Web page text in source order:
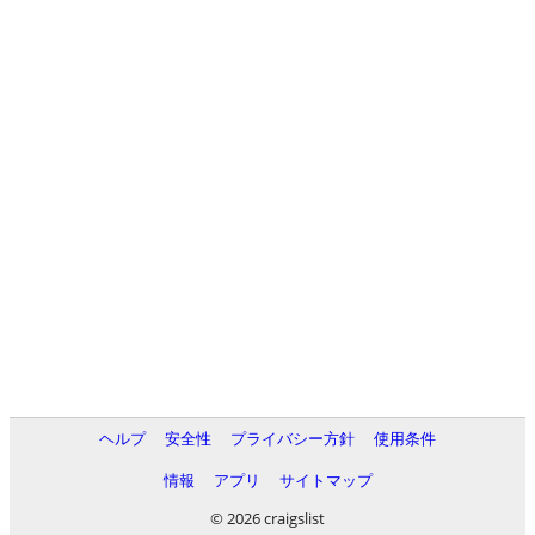
ヘルプ 安全性 プライバシー方針
使用条件
情報
アプリ
サイトマップ
© 2026 craigslist